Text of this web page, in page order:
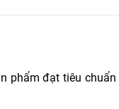
phẩm đạt tiêu